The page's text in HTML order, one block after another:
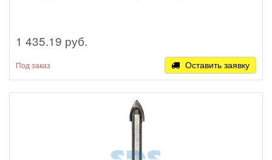
1 435.19 руб.
Под заказ Оставить заявку